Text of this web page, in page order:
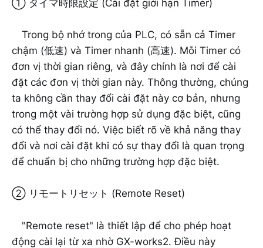
① タイマ時限設定 (Cài đặt giới hạn Timer)
Trong bộ nhớ trong của PLC, có sẵn cả Timer
chậm (低速) và Timer nhanh (高速). Mỗi Timer có
đơn vị thời gian riêng, và đây chính là nơi để cài
đặt các đơn vị thời gian này. Thông thường, chúng
ta không cần thay đổi cài đặt này cơ bản, nhưng
trong một vài trường hợp sử dụng đặc biệt, cũng
có thể thay đổi nó. Việc biết rõ về khả năng thay
đổi và nơi cài đặt khi có sự thay đổi là quan trọng
để chuẩn bị cho những trường hợp đặc biệt.
② リモートリセット (Remote Reset)
"Remote reset" là thiết lập để cho phép hoạt
động cài lại từ xa nhờ GX-works2. Điều này